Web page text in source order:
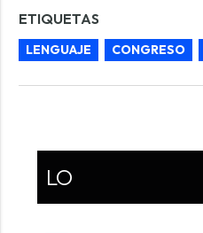
ETIQUETAS
LENGUAJE CONGRESO
LO